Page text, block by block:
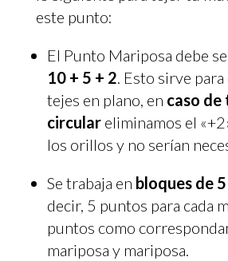
este punto:
El Punto Mariposa debe
10 + 5 + 2. Esto sirve
tejes en plano, en caso de
circulareliminamos el
los orillos y no serían
Se trabaja en bloques de
decir, 5 puntos para cada
puntos como
mariposa y mariposa.